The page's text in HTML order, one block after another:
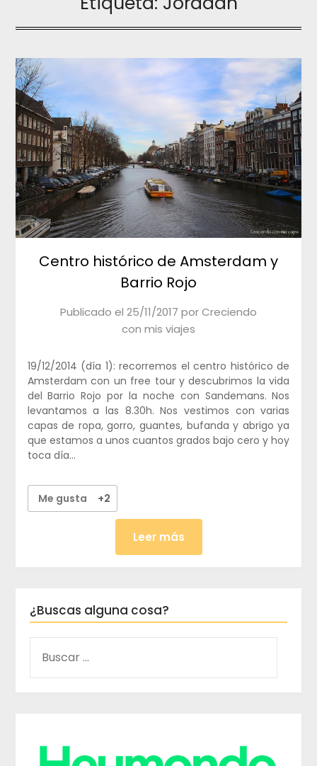
Centro histórico de Amsterdam y
Barrio Rojo
Publicado el 25/11/2017 porCreciendo
con mis viajes
19/12/2014 (día 1): recorremos el centro histórico de
Amsterdam con un free tour y descubrimos la vida
del Barrio Rojo por la noche con Sandemans. Nos
levantamos a las 8.30h. Nos vestimos con varias
capas de ropa, gorro, guantes, bufanda y abrigo ya
que estamos a unos cuantos grados bajo cero y hoy
toca día…
Me gusta +2
Leer más
¿Buscas alguna cosa?